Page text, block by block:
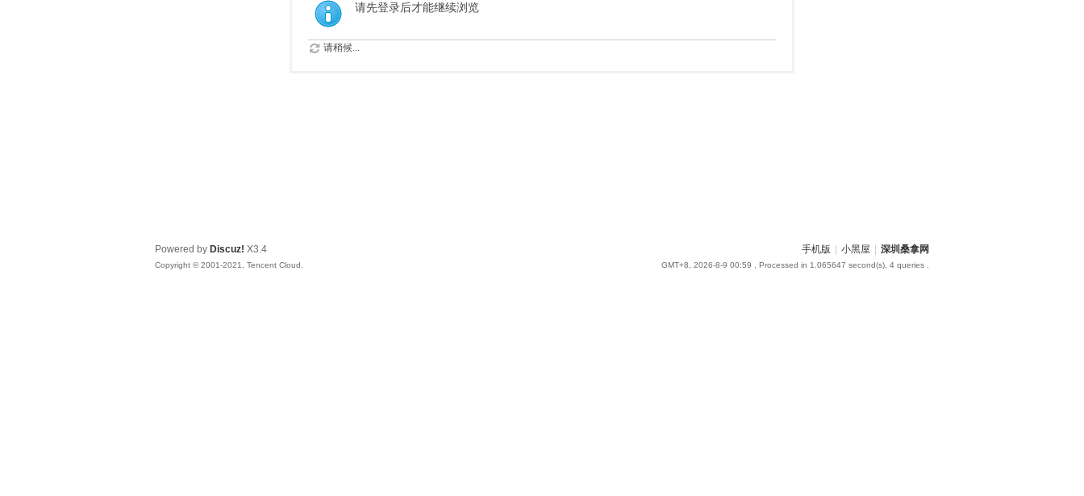
请先登录后才能继续浏览
请稍候...
手机版 小黑屋 深圳桑拿网
GMT+8, 2026-8-9 00:59 , Processed in 1.065647 second(s), 4 queries .
Powered by Discuz! X3.4
Copyright © 2001-2021, Tencent Cloud.